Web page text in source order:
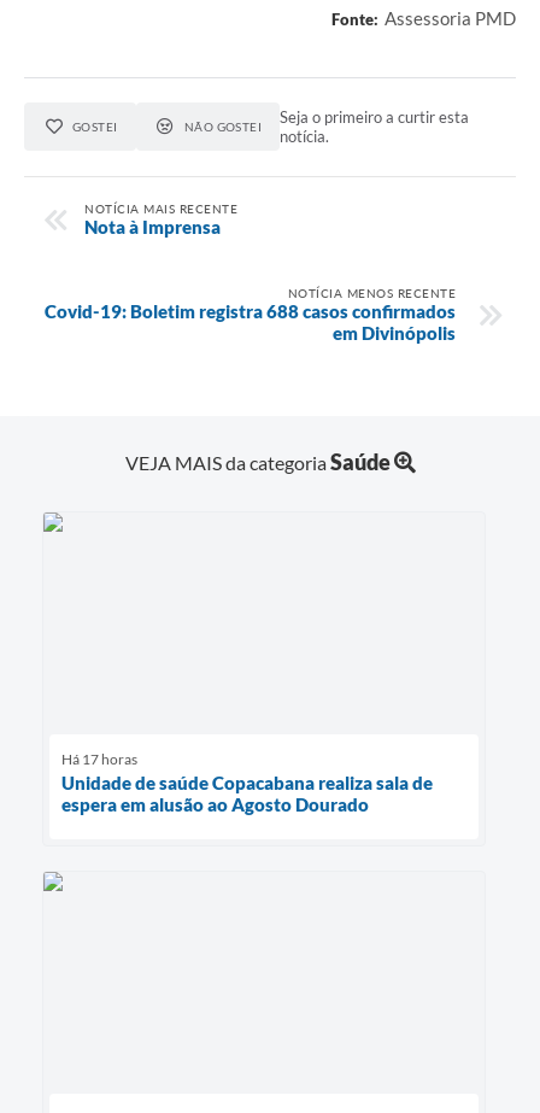
Fonte: Assessoria PMD
GOSTEI NÃO GOSTEI
Seja o primeiro a curtir esta
notícia.
NOTÍCIA MAIS RECENTE
Nota à Imprensa
NOTÍCIA MENOS RECENTE
Covid-19: Boletim registra 688 casos confirmados
em Divinópolis
VEJA MAIS da categoriaSaúde
Há 17 horas
Unidade de saúde Copacabana realiza sala de
espera em alusão ao Agosto Dourado